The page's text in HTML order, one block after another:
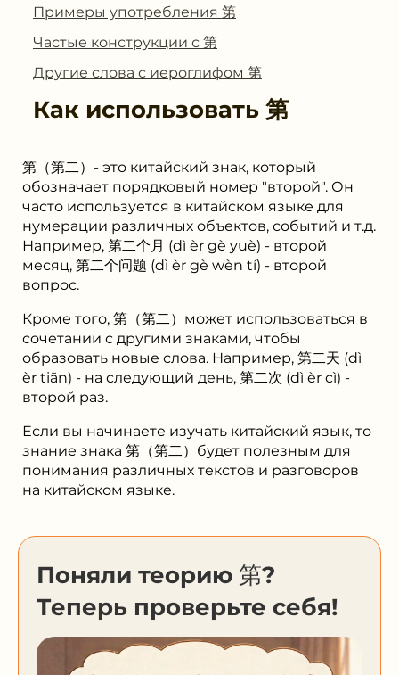
Примеры употребления 第
Частые конструкции с 第
Другие слова с иероглифом 第
Как использовать 第
第（第二）- это китайский знак, который
обозначает порядковый номер "второй". Он
часто используется в китайском языке для
нумерации различных объектов, событий и т.д.
Например, 第二个月 (dì èr gè yuè) - второй
месяц, 第二个问题 (dì èr gè wèn tí) - второй
вопрос.
Кроме того, 第（第二）может использоваться в
сочетании с другими знаками, чтобы
образовать новые слова. Например, 第二天 (dì
èr tiān) - на следующий день, 第二次 (dì èr cì) -
второй раз.
Если вы начинаете изучать китайский язык, то
знание знака 第（第二）будет полезным для
понимания различных текстов и разговоров
на китайском языке.
Поняли теорию 第?
Теперь проверьте себя!